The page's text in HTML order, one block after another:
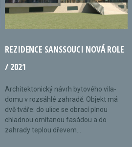
REZIDENCE SANSSOUCI NOVÁ ROLE
/ 2021
Architektonický návrh bytového vila-
domu v rozsáhlé zahradě. Objekt má
dvě tváře: do ulice se obrací plnou
chladnou omítanou fasádou a do
zahrady teplou dřevem...